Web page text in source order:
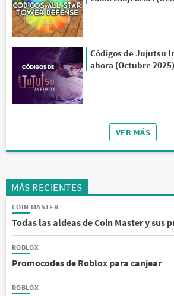
Códigos de Jujutsu
ahora (Octubre 2025)
VER MÁS
MÁS RECIENTES
COIN MASTER
Todas las aldeas de Coin Master y sus
ROBLOX
Promocodes de Roblox para canjear
ROBLOX